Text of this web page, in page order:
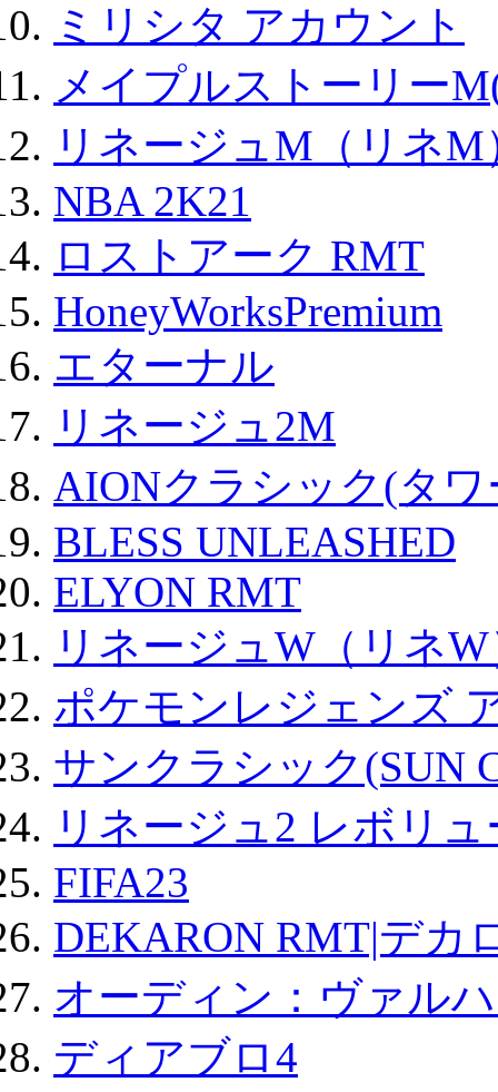
ミリシタ アカウント
メイプルストーリー
リネージュM（リネM
NBA 2K21
ロストアーク RMT
HoneyWorksPremium
エターナル
リネージュ2M
AIONクラシック(タ
BLESS UNLEASHED
ELYON RMT
リネージュW（リネ
ポケモンレジェンズ
サンクラシック(SUN
リネージュ2 レボリ
FIFA23
DEKARON RMT|デカ
オーディン：ヴァル
ディアブロ4